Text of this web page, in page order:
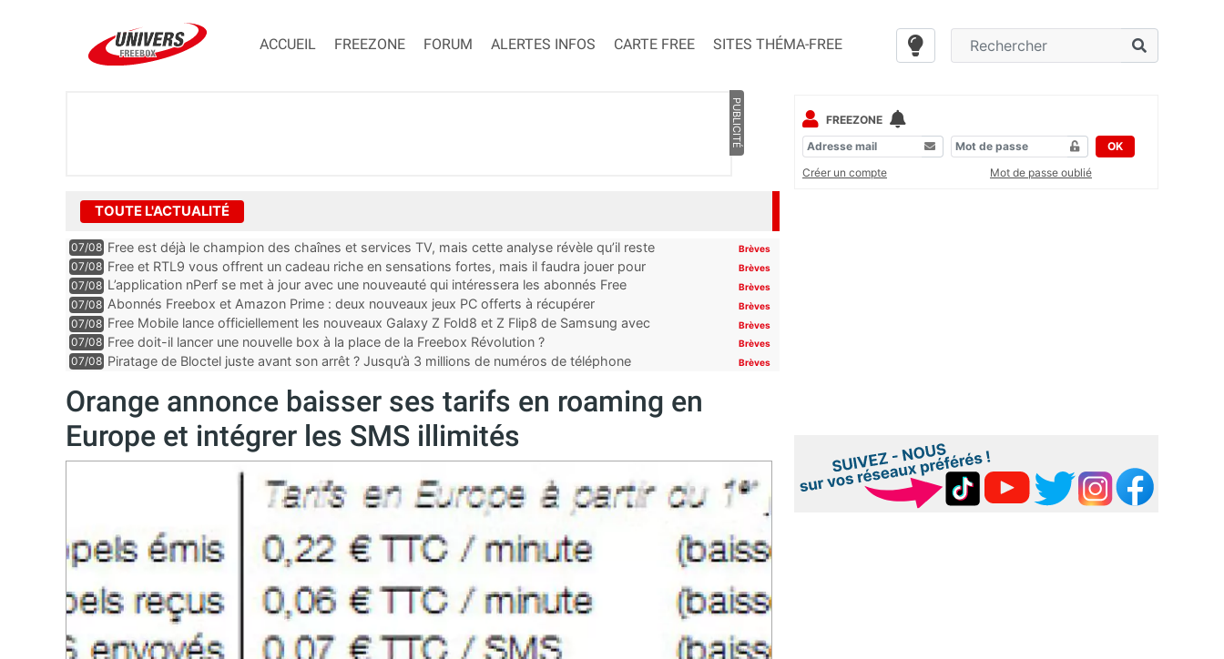
ACCUEIL FREEZONE FORUM ALERTES INFOS CARTE FREE SITES THÉMA-FREE
PUBLICITÉ
TOUTE L'ACTUALITÉ
07/08 Free est déjà le champion des chaînes et services TV, mais cette analyse révèle qu’il reste
encore au moin...
Brèves
07/08 Free et RTL9 vous offrent un cadeau riche en sensations fortes, mais il faudra jouer pour
l’obtenir
Brèves
07/08 L’application nPerf se met à jour avec une nouveauté qui intéressera les abonnés Free
Mobile, Orange, SFR ...
Brèves
07/08 Abonnés Freebox et Amazon Prime : deux nouveaux jeux PC offerts à récupérer Brèves
07/08 Free Mobile lance officiellement les nouveaux Galaxy Z Fold8 et Z Flip8 de Samsung avec
des promos et des cadeaux
Brèves
07/08 Free doit-il lancer une nouvelle box à la place de la Freebox Révolution ? Brèves
07/08 Piratage de Bloctel juste avant son arrêt ? Jusqu’à 3 millions de numéros de téléphone
Brèves
Orange annonce baisser ses tarifs en roaming en
Europe et intégrer les SMS illimités
FREEZONE
OK
Créer un compte
Mot de passe oublié